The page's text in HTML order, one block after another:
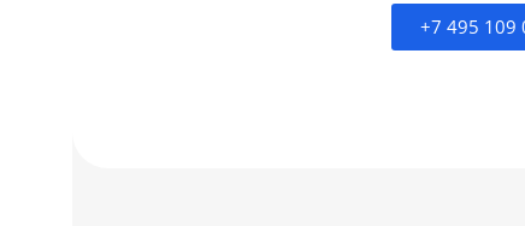
+7 495 109